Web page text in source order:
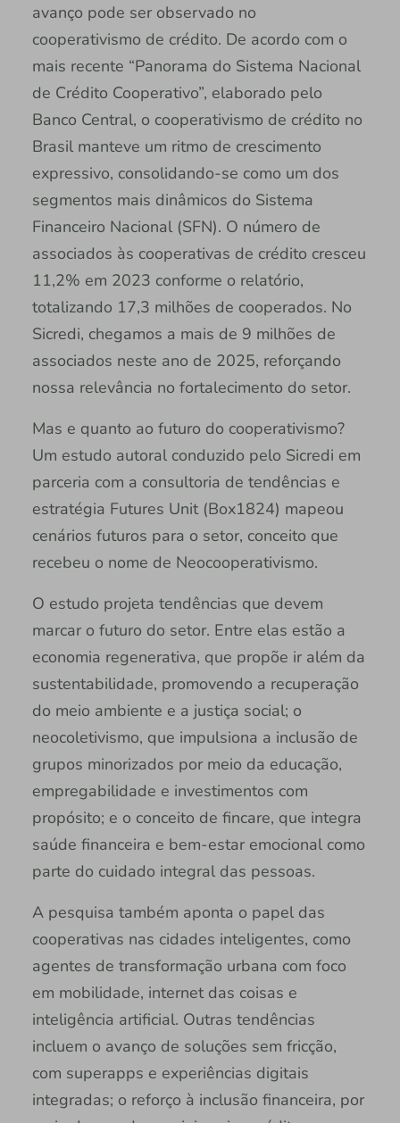
avanço pode ser observado no
cooperativismo de crédito. De acordo com o
mais recente “Panorama do Sistema Nacional
de Crédito Cooperativo”, elaborado pelo
Banco Central, o cooperativismo de crédito no
Brasil manteve um ritmo de crescimento
expressivo, consolidando-se como um dos
segmentos mais dinâmicos do Sistema
Financeiro Nacional (SFN). O número de
associados às cooperativas de crédito cresceu
11,2% em 2023 conforme o relatório,
totalizando 17,3 milhões de cooperados. No
Sicredi, chegamos a mais de 9 milhões de
associados neste ano de 2025, reforçando
nossa relevância no fortalecimento do setor.
Mas e quanto ao futuro do cooperativismo?
Um estudo autoral conduzido pelo Sicredi em
parceria com a consultoria de tendências e
estratégia Futures Unit (Box1824) mapeou
cenários futuros para o setor, conceito que
recebeu o nome de Neocooperativismo.
O estudo projeta tendências que devem
marcar o futuro do setor. Entre elas estão a
economia regenerativa, que propõe ir além da
sustentabilidade, promovendo a recuperação
do meio ambiente e a justiça social; o
neocoletivismo, que impulsiona a inclusão de
grupos minorizados por meio da educação,
empregabilidade e investimentos com
propósito; e o conceito de fincare, que integra
saúde financeira e bem-estar emocional como
parte do cuidado integral das pessoas.
A pesquisa também aponta o papel das
cooperativas nas cidades inteligentes, como
agentes de transformação urbana com foco
em mobilidade, internet das coisas e
inteligência artificial. Outras tendências
incluem o avanço de soluções sem fricção,
com superapps e experiências digitais
integradas; o reforço à inclusão financeira, por